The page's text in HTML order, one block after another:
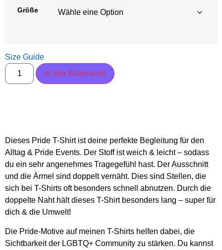
Größe
Size Guide
In den Warenkorb
Dieses Pride T-Shirt ist deine perfekte Begleitung für den
Alltag & Pride Events. Der Stoff ist weich & leicht – sodass
du ein sehr angenehmes Tragegefühl hast. Der Ausschnitt
und die Ärmel sind doppelt vernäht. Dies sind Stellen, die
sich bei T-Shirts oft besonders schnell abnutzen. Durch die
doppelte Naht hält dieses T-Shirt besonders lang – super für
dich & die Umwelt!
Die Pride-Motive auf meinen T-Shirts helfen dabei, die
Sichtbarkeit der LGBTQ+ Community zu stärken. Du kannst